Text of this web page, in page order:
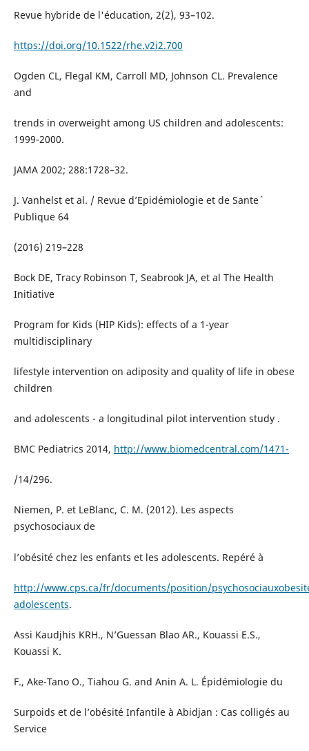
Revue hybride de l'éducation, 2(2), 93–102.
https://doi.org/10.1522/rhe.v2i2.700
Ogden CL, Flegal KM, Carroll MD, Johnson CL. Prevalence
and
trends in overweight among US children and adolescents:
1999-2000.
JAMA 2002; 288:1728–32.
J. Vanhelst et al. / Revue d’Epidémiologie et de Sante´
Publique 64
(2016) 219–228
Bock DE, Tracy Robinson T, Seabrook JA, et al The Health
Initiative
Program for Kids (HIP Kids): effects of a 1-year
multidisciplinary
lifestyle intervention on adiposity and quality of life in obese
children
and adolescents - a longitudinal pilot intervention study .
BMC Pediatrics 2014, http://www.biomedcentral.com/1471-
/14/296.
Niemen, P. et LeBlanc, C. M. (2012). Les aspects
psychosociaux de
l’obésité chez les enfants et les adolescents. Repéré à
http://www.cps.ca/fr/documents/position/
adolescents.
Assi Kaudjhis KRH., N’Guessan Blao AR., Kouassi E.S.,
Kouassi K.
F., Ake-Tano O., Tiahou G. and Anin A. L. Épidémiologie du
Surpoids et de l’obésité Infantile à Abidjan : Cas colligés au
Service